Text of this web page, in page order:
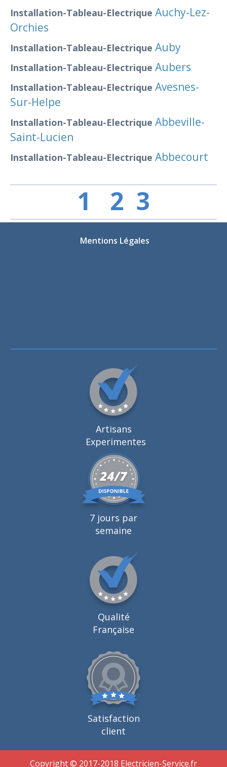
Installation-Tableau-Electrique Auchy-Lez-
Orchies
Installation-Tableau-Electrique Auby
Installation-Tableau-Electrique Aubers
Installation-Tableau-Electrique Avesnes-
Sur-Helpe
Installation-Tableau-Electrique Abbeville-
Saint-Lucien
Installation-Tableau-Electrique Abbecourt
1 2 3
Mentions Légales
Artisans
Experimentes
7 jours par
semaine
Qualité
Française
Satisfaction
client
Copyright © 2017-2018 Electricien-Service.fr